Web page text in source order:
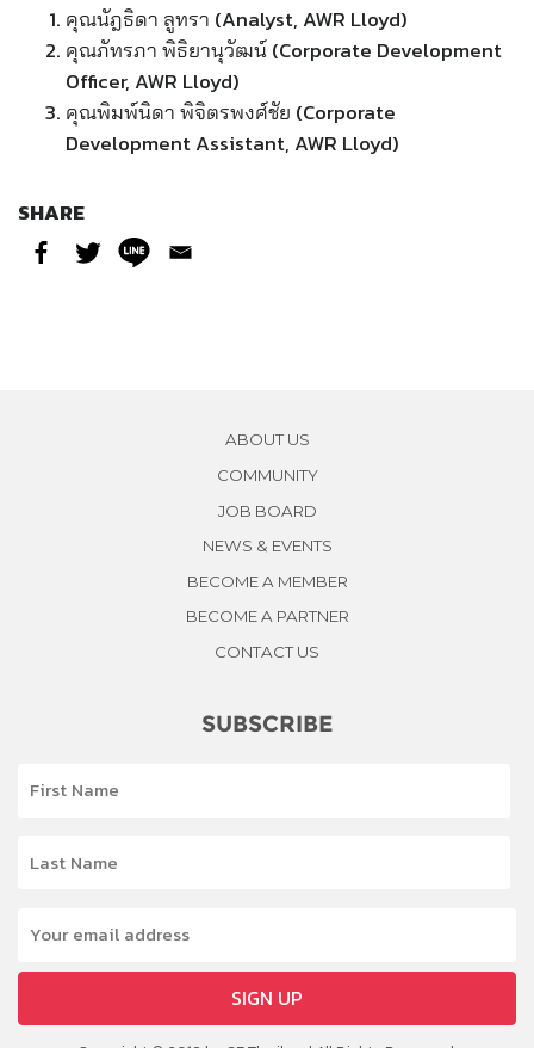
คุณนัฎธิดา ลูทรา (Analyst, AWR Lloyd)
คุณภัทรภา พิธิยานุวัฒน์ (Corporate Development
Officer, AWR Lloyd)
คุณพิมพ์นิดา พิจิตรพงศ์ชัย (Corporate
Development Assistant, AWR Lloyd)
SHARE
ABOUT US
COMMUNITY
JOB BOARD
NEWS & EVENTS
BECOME A MEMBER
BECOME A PARTNER
CONTACT US
SUBSCRIBE
SIGN UP